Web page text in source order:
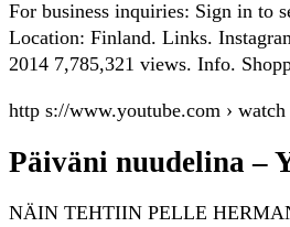
For business inquiries: Sign in to
Location: Finland. Links.
2014 7,785,321 views. Info.
http s://www.youtube.com › watch
Päiväni nuudelina –
NÄIN TEHTIIN PELLE